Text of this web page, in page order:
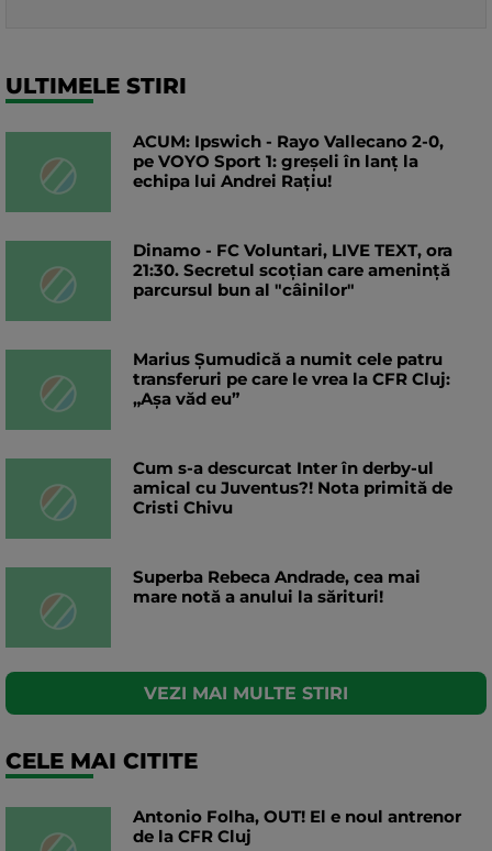
ULTIMELE STIRI
ACUM: Ipswich - Rayo Vallecano 2-0,
pe VOYO Sport 1: greșeli în lanț la
echipa lui Andrei Rațiu!
Dinamo - FC Voluntari, LIVE TEXT, ora
21:30. Secretul scoțian care amenință
parcursul bun al "câinilor"
Marius Șumudică a numit cele patru
transferuri pe care le vrea la CFR Cluj:
„Aşa văd eu”
Cum s-a descurcat Inter în derby-ul
amical cu Juventus?! Nota primită de
Cristi Chivu
Superba Rebeca Andrade, cea mai
mare notă a anului la sărituri!
VEZI MAI MULTE STIRI
CELE MAI CITITE
Antonio Folha, OUT! El e noul antrenor
de la CFR Cluj